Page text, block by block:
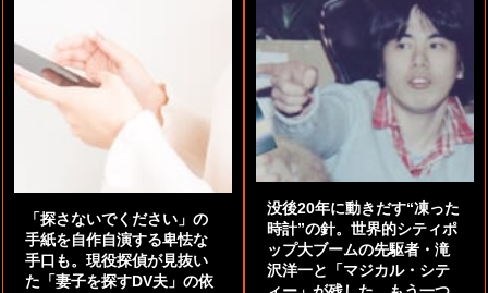
「探さないでください」の
手紙を自作自演する卑怯な
手口も。現役探偵が見抜い
た「妻子を探すDV夫」の依
没後20年に動きだす“凍った
時計”の針。世界的シティポ
ップ大ブームの先駆者・滝
沢洋一と「マジカル・シテ